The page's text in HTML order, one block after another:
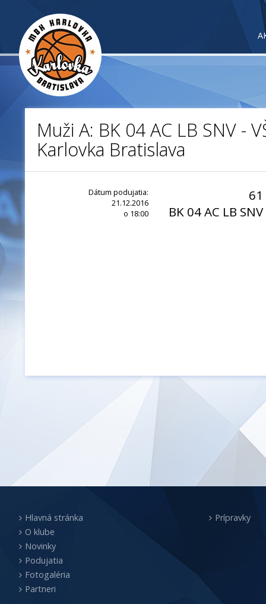
Muži A: BK 04 AC LB SNV -
Karlovka Bratislava
Dátum podujatia:
21.12.2016
o 18:00
61
BK 04 AC LB SNV
Hlavná stránka
O klube
Novinky
Podujatia
Fotogaléria
Partneri
Prípravky